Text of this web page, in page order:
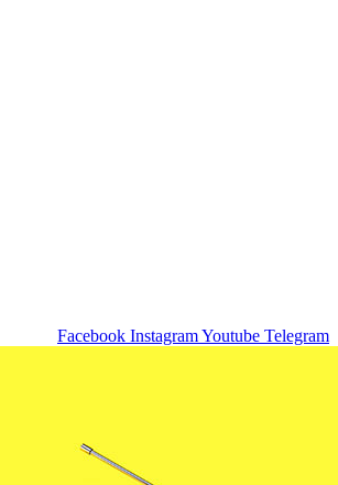
Facebook InstagramYoutube Telegram